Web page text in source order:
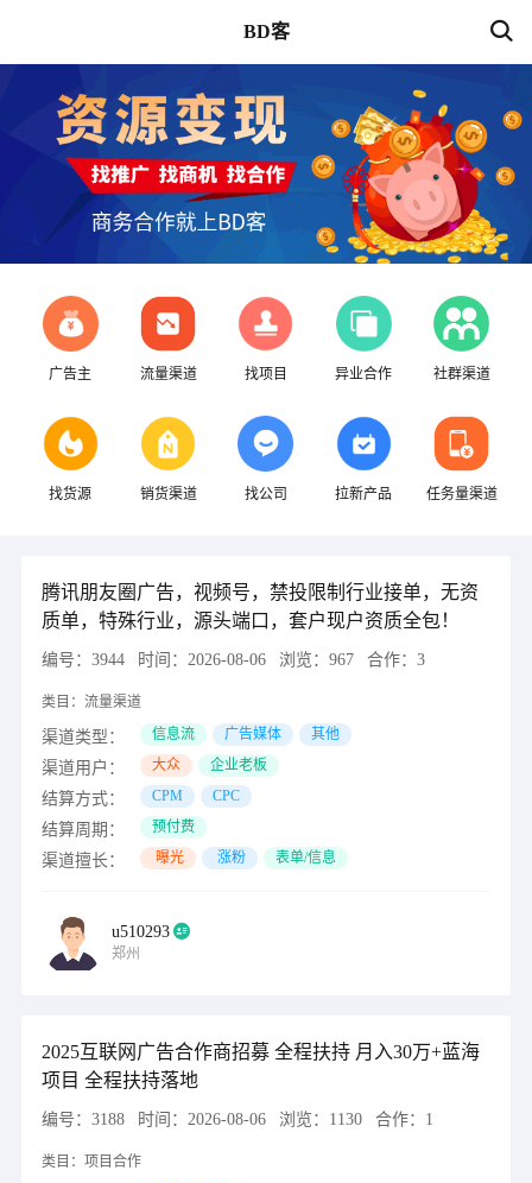
BD客
广告主 流量渠道 找项目 异业合作 社群渠道
找货源 销货渠道 找公司 拉新产品 任务量渠道
腾讯朋友圈广告，视频号，禁投限制行业接单，无资
质单，特殊行业，源头端口，套户现户资质全包！
编号： 3944 时间： 2026-08-06 浏览： 967 合作： 3
类目： 流量渠道
渠道类型： 信息流 广告媒体 其他
渠道用户： 大众 企业老板
结算方式： CPM CPC
结算周期： 预付费
渠道擅长： 曝光 涨粉 表单/信息
u510293
郑州
2025互联网广告合作商招募 全程扶持 月入30万+蓝海
项目 全程扶持落地
编号： 3188 时间： 2026-08-06 浏览： 1130 合作： 1
类目： 项目合作